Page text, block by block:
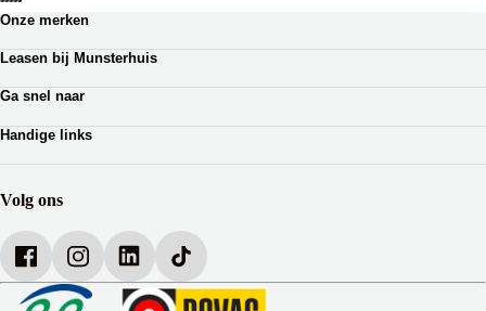
Onze merken
Dacia
Ferrari
Leasen bij Munsterhuis
Private lease
Shortlease
Ga snel naar
Webshop auto onderdelen
Handige links
Bedrijfsbrochure
Werken bij Munsterhuis
Volg ons